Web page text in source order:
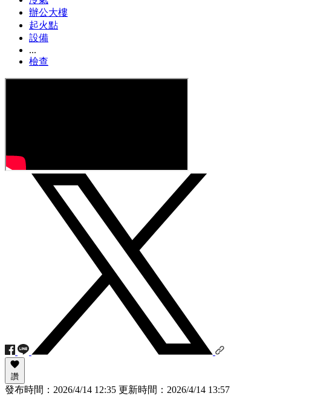
辦公大樓
起火點
設備
...
檢查
讚
發布時間： 2026/4/14 12:35 更新時間： 2026/4/14 13:57